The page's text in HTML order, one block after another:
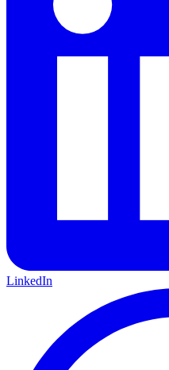
LinkedIn